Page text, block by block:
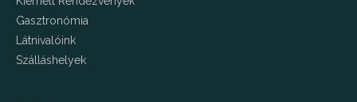
Gasztronómia
Látnivalóink
Szálláshelyek